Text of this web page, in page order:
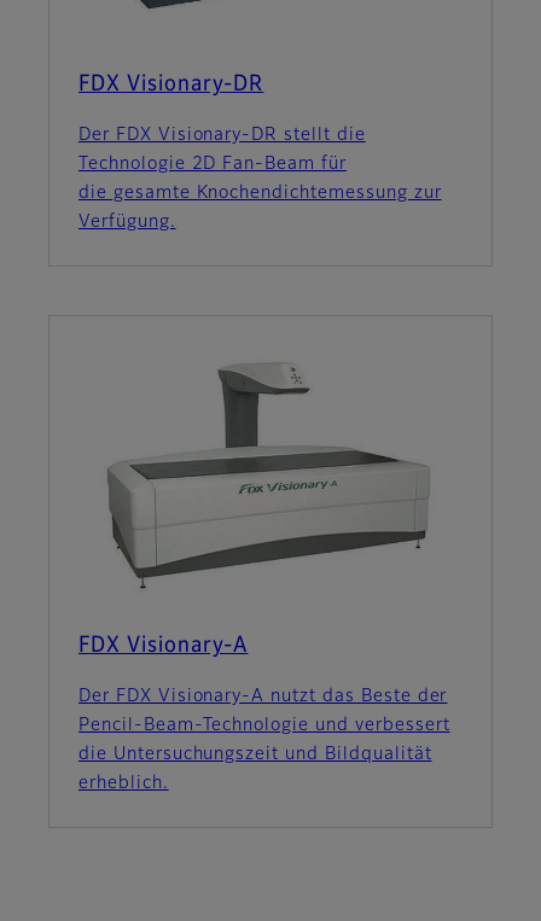
FDX Visionary-DR
Der FDX Visionary-DR stellt die
Technologie 2D Fan-Beam für
die gesamte Knochendichtemessung zur
Verfügung.
FDX Visionary-A
Der FDX Visionary-A nutzt das Beste der
Pencil-Beam-Technologie und verbessert
die Untersuchungszeit und Bildqualität
erheblich.